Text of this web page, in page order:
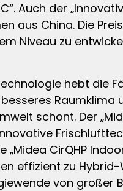
Auch der
aus China. Die
Niveau zu
hebt die
Raumklima
schont. Der
CirQHP
effizient zu
von großer